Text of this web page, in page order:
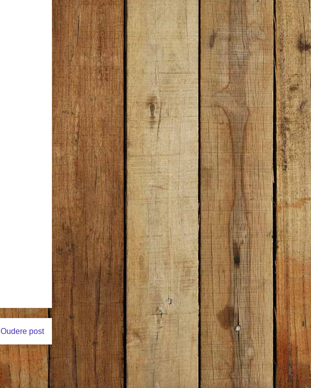
Oudere post